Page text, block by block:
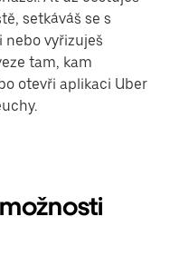
setkáváš se s
nebo vyřizuješ
tam, kam
otevři aplikaci Uber